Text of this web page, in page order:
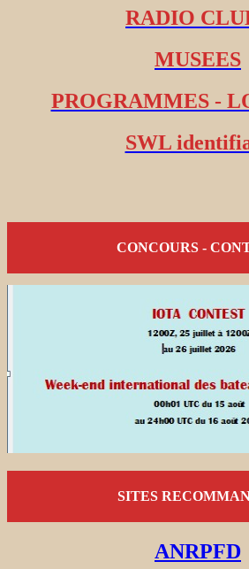
RADIO
MUSEES
PROGRAMMES -
SWL
CONCOURS -
SITES
ANRPFD